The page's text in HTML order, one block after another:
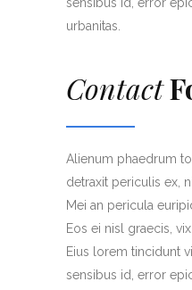
urbanitas.
Contact
Alienum phaedrum
detraxit periculis ex,
Mei an pericula
Eos ei nisl graecis,
Eius lorem tincidunt
sensibus id, error